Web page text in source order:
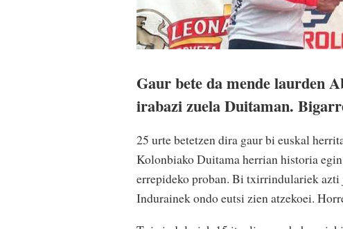
Gaur bete da mende laurden
irabazi zuela Duitaman.
25 urte betetzen dira gaur bi euskal
Kolonbiako Duitama herrian historia
errepideko proban. Bi txirrindulariek azti
Indurainek ondo eutsi zien atzekoei.